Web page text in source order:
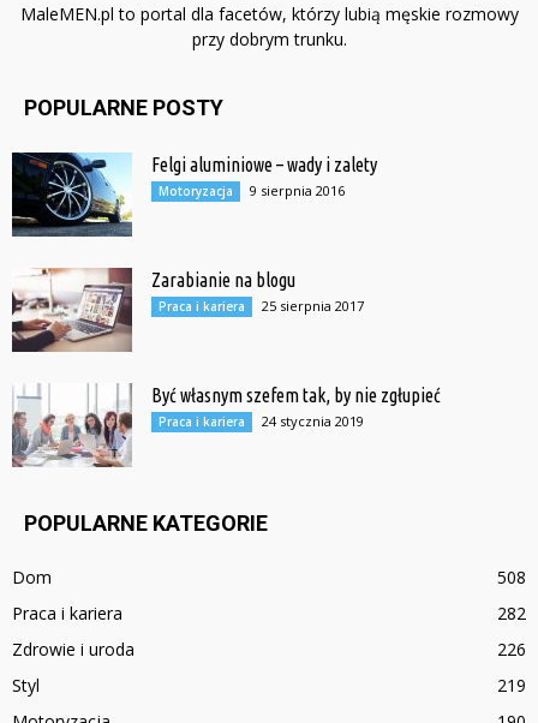
MaleMEN.pl to portal dla facetów, którzy lubią męskie rozmowy
przy dobrym trunku.
POPULARNE POSTY
Felgi aluminiowe – wady i zalety
Motoryzacja 9 sierpnia 2016
Zarabianie na blogu
Praca i kariera 25 sierpnia 2017
Być własnym szefem tak, by nie zgłupieć
Praca i kariera 24 stycznia 2019
POPULARNE KATEGORIE
Dom
508
Praca i kariera
282
Zdrowie i uroda
226
Styl
219